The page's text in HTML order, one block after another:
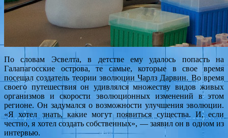
По словам Эсвелта, в детстве ему удалось попасть на
Галапагосские острова, те самые, которые в свое время
посещал создатель теории эволюции Чарлз Дарвин. Во время
своего путешествия он удивлялся множеству видов живых
организмов и скорости эволюционных изменений в этом
регионе. Он задумался о возможности улучшения эволюции.
«Я хотел знать, какие могут появиться существа. И, если
честно, я хотел создать собственных», — заявил он в одном из
интервью.